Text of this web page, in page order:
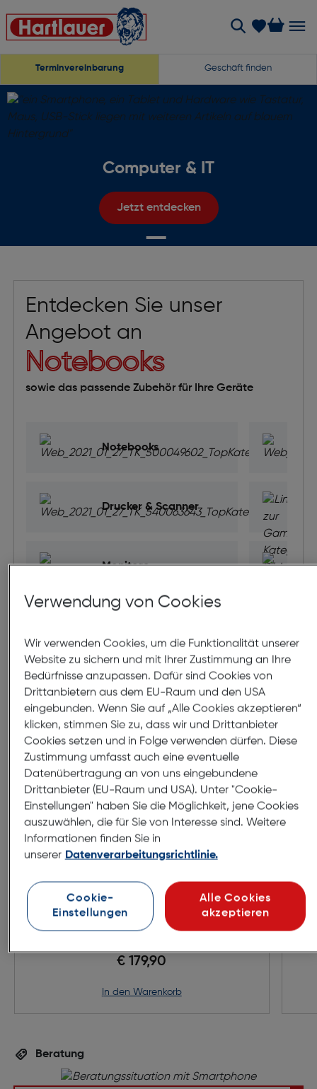
Terminvereinbarung Geschäft finden
Computer & IT
Jetzt entdecken
Entdecken Sie unser
Angebot an
Notebooks
sowie das passende Zubehör für Ihre Geräte
Notebooks
Drucker & Scanner
Monitore
Unsere Bestseller
Strong AX3000 5G Router
weiß
€ 179,90
in den Warenkorb
Beratung
Verwendung von Cookies
Wir verwenden Cookies, um die Funktionalität unserer
Website zu sichern und mit Ihrer Zustimmung an Ihre
Bedürfnisse anzupassen. Dafür sind Cookies von
Drittanbietern aus dem EU-Raum und den USA
eingebunden. Wenn Sie auf „Alle Cookies akzeptieren“
klicken, stimmen Sie zu, dass wir und Drittanbieter
Cookies setzen und in Folge verwenden dürfen. Diese
Zustimmung umfasst auch eine eventuelle
Datenübertragung an von uns eingebundene
Drittanbieter (EU-Raum und USA). Unter "Cookie-
Einstellungen" haben Sie die Möglichkeit, jene Cookies
auszuwählen, die für Sie von Interesse sind. Weitere
Informationen finden Sie in
unserer Datenverarbeitungsrichtlinie.
Cookie-
Einstellungen
Alle Cookies
akzeptieren